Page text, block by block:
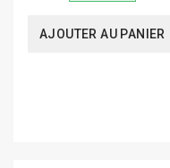
AJOUTER AU PANIER